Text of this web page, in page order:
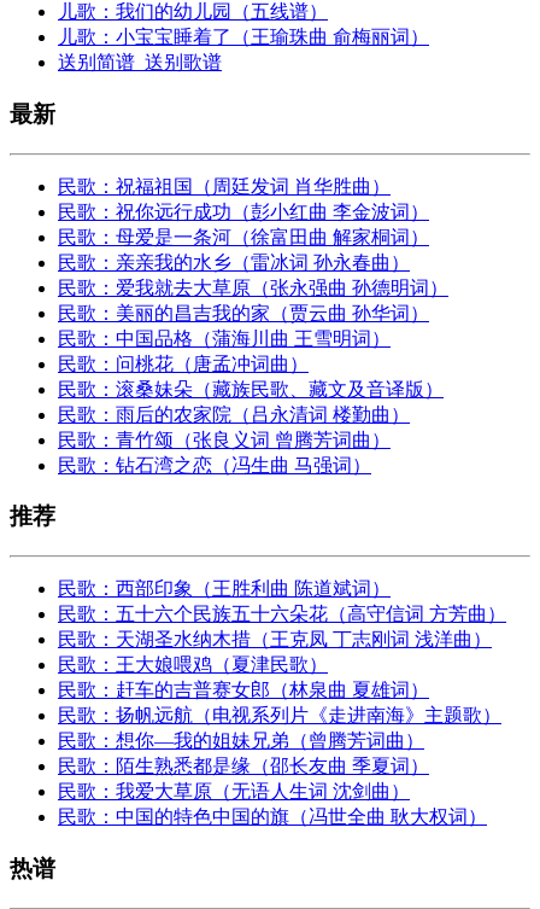
儿歌：我们的幼儿园（五线谱）
儿歌：小宝宝睡着了（王瑜珠曲 俞梅丽词）
送别简谱_送别歌谱
最新
民歌：祝福祖国（周廷发词 肖华胜曲）
民歌：祝你远行成功（彭小红曲 李金波词）
民歌：母爱是一条河（徐富田曲 解家桐词）
民歌：亲亲我的水乡（雷冰词 孙永春曲）
民歌：爱我就去大草原（张永强曲 孙德明词）
民歌：美丽的昌吉我的家（贾云曲 孙华词）
民歌：中国品格（蒲海川曲 王雪明词）
民歌：问桃花（唐孟冲词曲）
民歌：滚桑妹朵（藏族民歌、藏文及音译版）
民歌：雨后的农家院（吕永清词 楼勤曲）
民歌：青竹颂（张良义词 曾腾芳词曲）
民歌：钻石湾之恋（冯生曲 马强词）
推荐
民歌：西部印象（王胜利曲 陈道斌词）
民歌：五十六个民族五十六朵花（高守信词 方芳曲）
民歌：天湖圣水纳木措（王克凤 丁志刚词 浅洋曲）
民歌：王大娘喂鸡（夏津民歌）
民歌：赶车的吉普赛女郎（林泉曲 夏雄词）
民歌：扬帆远航（电视系列片《走进南海》主题歌）
民歌：想你—我的姐妹兄弟（曾腾芳词曲）
民歌：陌生熟悉都是缘（邵长友曲 季夏词）
民歌：我爱大草原（无语人生词 沈剑曲）
民歌：中国的特色中国的旗（冯世全曲 耿大权词）
热谱